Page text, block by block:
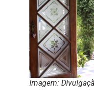
Imagem: